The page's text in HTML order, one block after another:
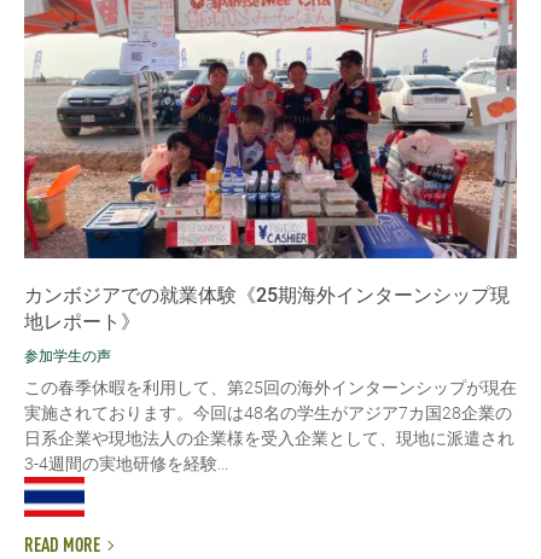
カンボジアでの就業体験《25期海外インターンシップ現
地レポート》
参加学生の声
この春季休暇を利用して、第25回の海外インターンシップが現在
実施されております。今回は48名の学生がアジア7カ国28企業の
日系企業や現地法人の企業様を受入企業として、現地に派遣され
3-4週間の実地研修を経験...
READ MORE